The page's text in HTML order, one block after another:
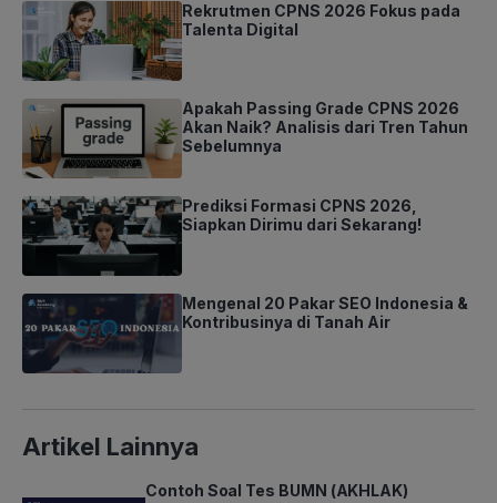
Rekrutmen CPNS 2026 Fokus pada
Talenta Digital
Apakah Passing Grade CPNS 2026
Akan Naik? Analisis dari Tren Tahun
Sebelumnya
Prediksi Formasi CPNS 2026,
Siapkan Dirimu dari Sekarang!
Mengenal 20 Pakar SEO Indonesia &
Kontribusinya di Tanah Air
Artikel Lainnya
Contoh Soal Tes BUMN (AKHLAK)